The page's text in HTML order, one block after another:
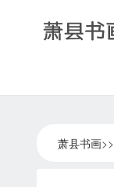
萧县书画>>